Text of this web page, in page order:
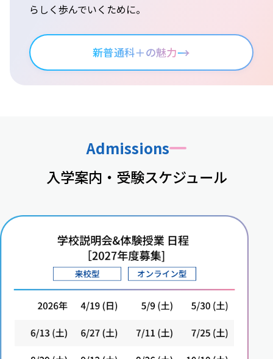
らしく歩んでいくために。
新普通科＋の魅力→
Admissions
入学案内・受験スケジュール